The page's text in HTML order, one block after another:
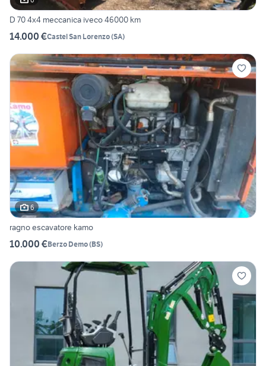
D 70 4x4 meccanica iveco 46000 km
14.000 €Castel San Lorenzo(SA)
6
ragno escavatore kamo
10.000 €Berzo Demo(BS)